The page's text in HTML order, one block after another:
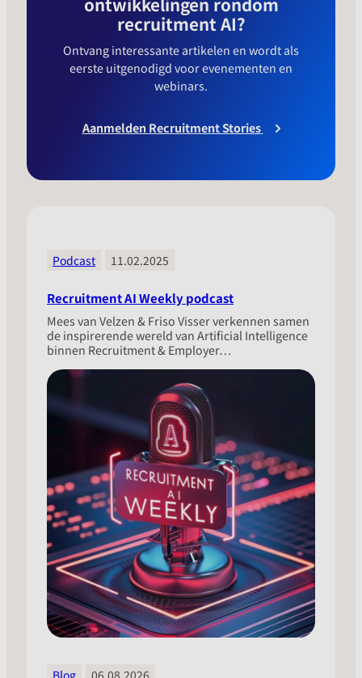
recruitment AI?
Ontvang interessante artikelen en wordt als
eerste uitgenodigd voor evenementen en
webinars.
Aanmelden Recruitment Stories
Podcast 11.02.2025
Recruitment AI Weekly podcast
Mees van Velzen & Friso Visser verkennen samen
de inspirerende wereld van Artificial Intelligence
binnen Recruitment & Employer…
Blog 06.08.2026